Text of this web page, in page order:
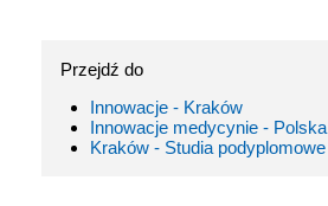
Przejdź do
Innowacje - Kraków
Innowacje medycynie - Polska
Kraków - Studia podyplomowe